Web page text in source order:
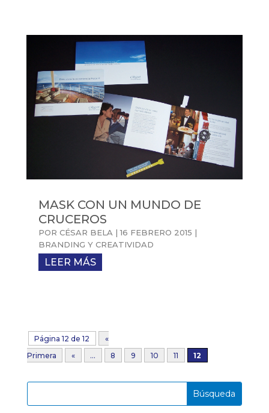
MASK CON UN MUNDO DE
CRUCEROS
POR CÉSAR BELA|16 FEBRERO 2015 |
BRANDING Y CREATIVIDAD
LEER MÁS
Página 12 de 12
«
Primera
« ... 8 9 10 11 12